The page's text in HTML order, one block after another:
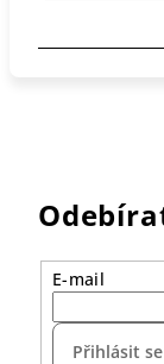
E-mail
Přihlásit se